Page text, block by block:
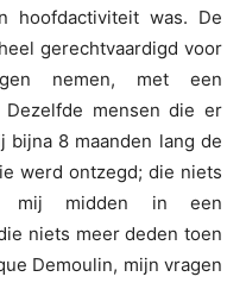
hoofdactiviteit was. De
gerechtvaardigd voor
nemen, met een
mensen die er
8 maanden lang de
werd ontzegd; die niets
mij midden in een
niets meer deden toen
Demoulin, mijn vragen